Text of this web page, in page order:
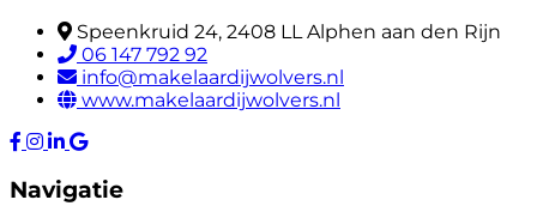
Speenkruid 24, 2408 LL Alphen aan den Rijn
06 147 792 92
info@makelaardijwolvers.nl
www.makelaardijwolvers.nl
Navigatie